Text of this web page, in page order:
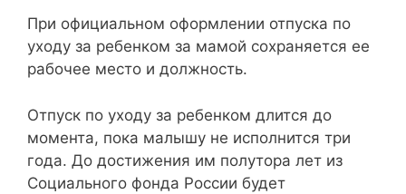
При официальном оформлении отпуска по
уходу за ребенком за мамой сохраняется ее
рабочее место и должность.
Отпуск по уходу за ребенком длится до
момента, пока малышу не исполнится три
года. До достижения им полутора лет из
Социального фонда России будет